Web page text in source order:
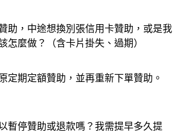
助，中途想換別張信用卡贊助，或是我
怎麼做？（含卡片掛失、過期）
定期定額贊助，並再重新下單贊助。
暫停贊助或退款嗎？我需提早多久提